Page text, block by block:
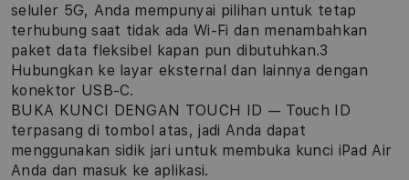
seluler 5G, Anda mempunyai pilihan untuk tetap
terhubung saat tidak ada Wi-Fi dan menambahkan
paket data fleksibel kapan pun dibutuhkan.3
Hubungkan ke layar eksternal dan lainnya dengan
konektor USB-C.
BUKA KUNCI DENGAN TOUCH ID — Touch ID
terpasang di tombol atas, jadi Anda dapat
menggunakan sidik jari untuk membuka kunci iPad Air
Anda dan masuk ke aplikasi.